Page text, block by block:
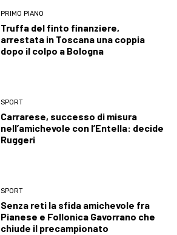
PRIMO PIANO
Truffa del finto finanziere,
arrestata in Toscana una coppia
dopo il colpo a Bologna
SPORT
Carrarese, successo di misura
nell’amichevole con l’Entella: decide
Ruggeri
SPORT
Senza reti la sfida amichevole fra
Pianese e Follonica Gavorrano che
chiude il precampionato